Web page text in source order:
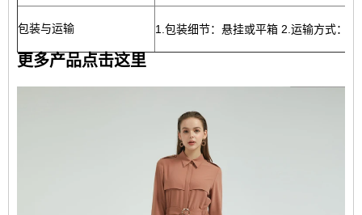
包装与运输 1.包装细节：悬挂或平箱 2.运输方式：
更多产品点击这里